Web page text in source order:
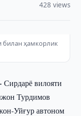
428 views
билан ҳамкорлик
Сирдарё вилояти
Турдимов
Уйғур автоном